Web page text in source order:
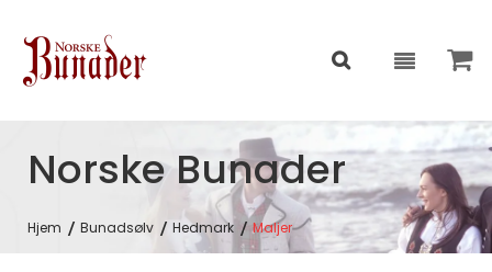
Norske Bunader
Hjem Bunadsølv Hedmark Maljer